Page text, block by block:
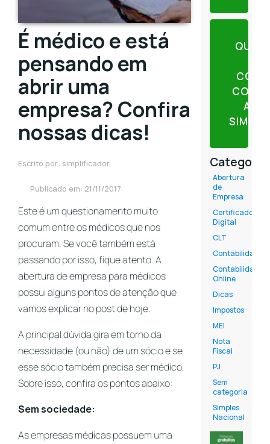
É médico e está
pensando em
abrir uma
empresa? Confira
nossas dicas!
Escrito por: simplificador
Publicado em: 21/11/2017
Este é um questionamento muito
comum entre os médicos que nos
procuram. Se você também está
passando por isso, fique atento. A
abertura de empresa para médicos
possui alguns pontos de atenção que
vamos explicar no post de hoje.
A principal dúvida gira em torno da
necessidade (ou não) de um sócio e se
esse sócio também precisa ser médico.
Sobre isso, confira os pontos abaixo:
Sem sociedade:
As empresas médicas possuem uma
QUER
Abertura
de
Empresa
Certificado
Digital
CLT
Contabilidade
Contabilidade
Online
Dicas
Impostos
MEI
Nota
Fiscal
PJ
Sem
categoria
Simples
Nacional